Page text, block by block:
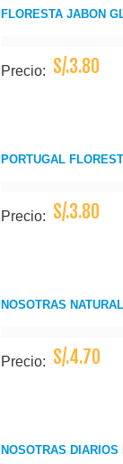
FLORESTA JABON
Precio: S/.3.80
PORTUGAL
Precio: S/.3.80
NOSOTRAS
Precio: S/.4.70
NOSOTRAS